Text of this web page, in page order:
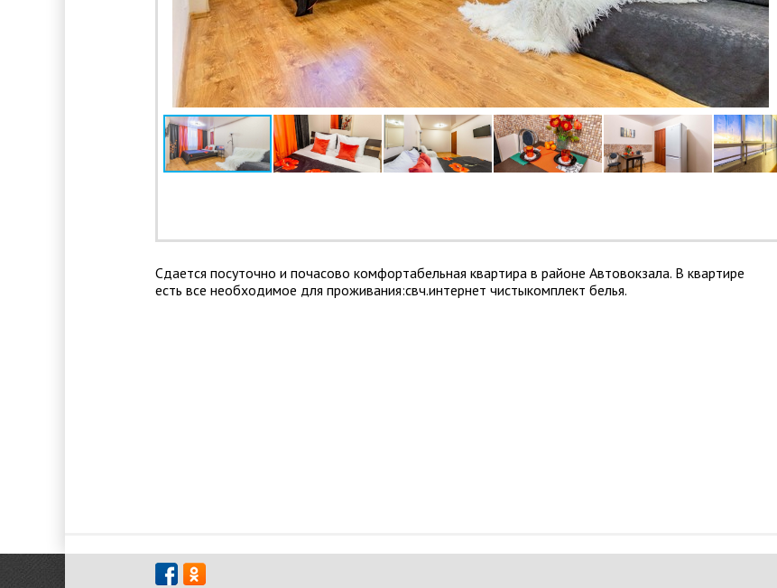
Сдается посуточно и почасово комфортабельная квартира в районе Автовокзала. В квартире
есть все необходимое для проживания:свч.интернет чистыкомплект белья.